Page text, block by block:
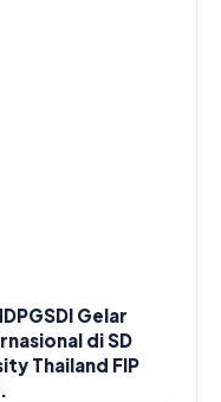
Gelar
di SD
Thailand FIP